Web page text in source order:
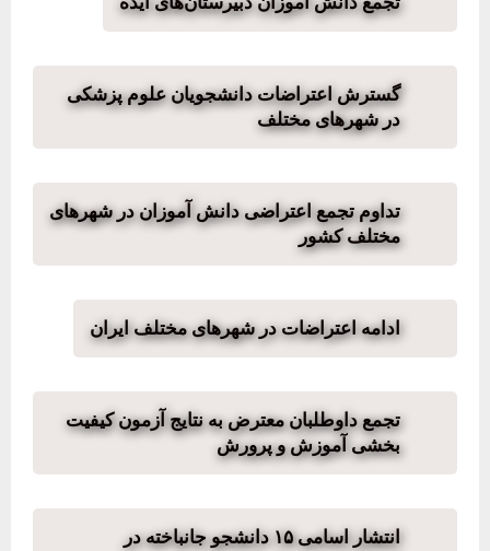
گسترش اعتراضات دانشجویان علوم پزشکی
در شهرهای مختلف
تداوم تجمع اعتراضی دانش آموزان در شهرهای
مختلف کشور
ادامه اعتراضات در شهرهای مختلف ایران
تجمع داوطلبان معترض به نتایج آزمون کیفیت
بخشی آموزش و پرورش
انتشار اسامی ۱۵ دانشجو جانباخته در